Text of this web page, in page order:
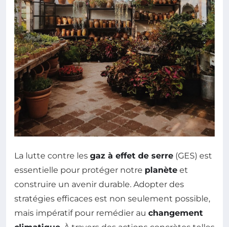
La lutte contre les gaz à effet de serre (GES) est
essentielle pour protéger notre planète et
construire un avenir durable. Adopter des
stratégies efficaces est non seulement possible,
mais impératif pour remédier au changement